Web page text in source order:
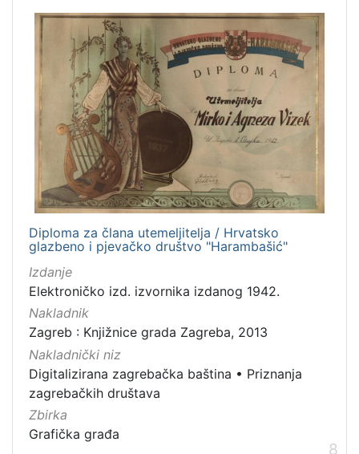
Diploma za člana utemeljitelja / Hrvatsko
glazbeno i pjevačko društvo "Harambašić"
Izdanje
Elektroničko izd. izvornika izdanog 1942.
Nakladnik
Zagreb : Knjižnice grada Zagreba, 2013
Nakladnički niz
Digitalizirana zagrebačka baština • Priznanja
zagrebačkih društava
Zbirka
Grafička građa
8